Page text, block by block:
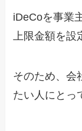
iDeCoを事業
上限金額を設
そのため、会
たい人にとっ